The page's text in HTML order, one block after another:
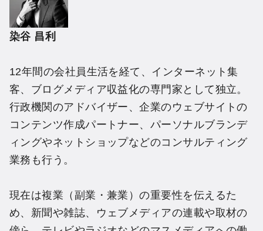
染谷 昌利
12年間の会社員生活を経て、インターネット集
客、ブログメディア収益化の専門家として独立。
行政機関のアドバイザー、企業のウェブサイトの
コンテンツ作成パートナー、パーソナルブランデ
ィングやネットショップなどのコンサルティング
業務も行う。
現在は複業（副業・兼業）の重要性を伝えるた
め、新聞や雑誌、ウェブメディアの連載や取材の